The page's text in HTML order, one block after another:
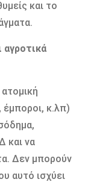
και το
αγροτικά
έµποροι, κ.λπ)
και να
∆εν µπορούν
αυτό ισχύει